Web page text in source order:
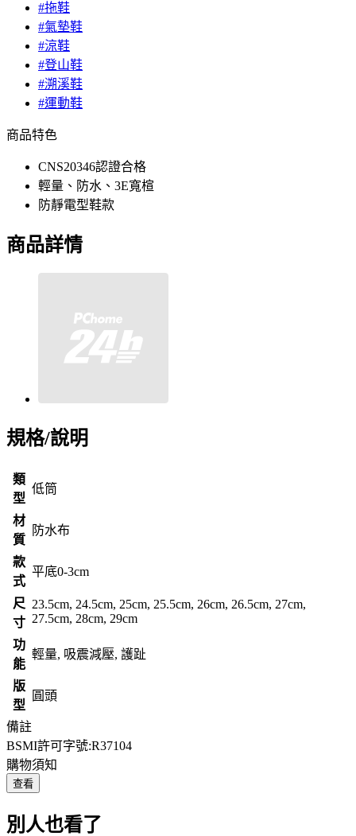
#拖鞋
#氣墊鞋
#涼鞋
#登山鞋
#溯溪鞋
#運動鞋
商品特色
CNS20346認證合格
輕量、防水、3E寬楦
防靜電型鞋款
商品詳情
規格/說明
類
型
低筒
材
質
防水布
款
式
平底0-3cm
尺
寸
23.5cm, 24.5cm, 25cm, 25.5cm, 26cm, 26.5cm, 27cm,
27.5cm, 28cm, 29cm
功
能
輕量, 吸震減壓, 護趾
版
型
圓頭
備註
BSMI許可字號:R37104
購物須知
查看
別人也看了